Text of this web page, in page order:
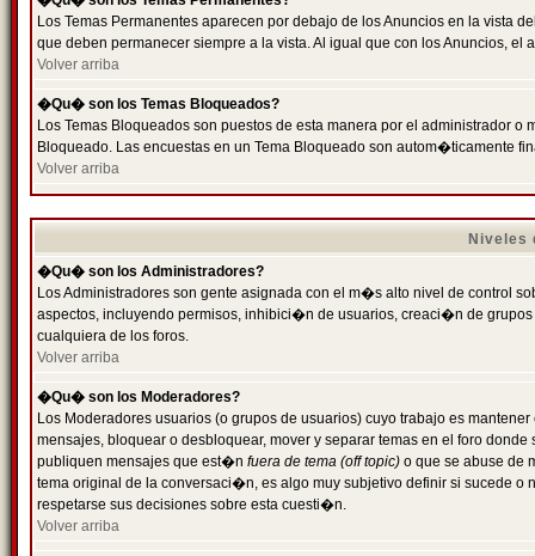
Los Temas Permanentes aparecen por debajo de los Anuncios en la
que deben permanecer siempre a la vista. Al igual que con los Anuncios,
Volver arriba
�Qu� son los Temas Bloqueados?
Los Temas Bloqueados son puestos de esta manera por el administrador
Bloqueado. Las encuestas en un Tema Bloqueado son autom�ticamente
Volver arriba
Niveles
�Qu� son los Administradores?
Los Administradores son gente asignada con el m�s alto nivel de control
aspectos, incluyendo permisos, inhibici�n de usuarios, creaci�n de
cualquiera de los foros.
Volver arriba
�Qu� son los Moderadores?
Los Moderadores usuarios (o grupos de usuarios) cuyo trabajo es
mensajes, bloquear o desbloquear, mover y separar temas en el foro
publiquen mensajes que est�n fuera de tema (off topic) o que se abuse de
tema original de la conversaci�n, es algo muy subjetivo definir si sucede
respetarse sus decisiones sobre esta cuesti�n.
Volver arriba